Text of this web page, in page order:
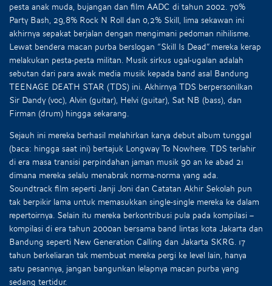
pesta anak muda, bujangan dan film AADC di tahun 2002. 70%
Party Bash, 29,8% Rock N Roll dan 0,2% Skill, lima sekawan ini
akhirnya sepakat berjalan dengan mengimani pedoman nihilisme.
Lewat bendera macan purba berslogan “Skill Is Dead” mereka kerap
melakukan pesta-pesta militan. Musik sirkus ugal-ugalan adalah
sebutan dari para awak media musik kepada band asal Bandung
TEENAGE DEATH STAR (TDS) ini. Akhirnya TDS berpersonilkan
Sir Dandy (voc), Alvin (guitar), Helvi (guitar), Sat NB (bass), dan
Firman (drum) hingga sekarang.
Sejauh ini mereka berhasil melahirkan karya debut album tunggal
(baca: hingga saat ini) bertajuk Longway To Nowhere. TDS terlahir
di era masa transisi perpindahan jaman musik 90 an ke abad 21
dimana mereka selalu menabrak norma-norma yang ada.
Soundtrack film seperti Janji Joni dan Catatan Akhir Sekolah pun
tak berpikir lama untuk memasukkan single-single mereka ke dalam
repertoirnya. Selain itu mereka berkontribusi pula pada kompilasi –
kompilasi di era tahun 2000an bersama band lintas kota Jakarta dan
Bandung seperti New Generation Calling dan Jakarta SKRG. 17
tahun berkeliaran tak membuat mereka pergi ke level lain, hanya
satu pesannya, jangan bangunkan lelapnya macan purba yang
sedang tertidur.